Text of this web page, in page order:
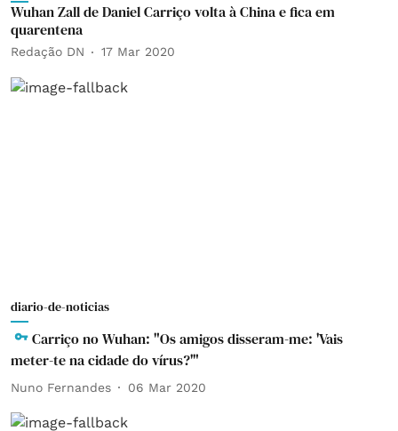
Wuhan Zall de Daniel Carriço volta à China e fica em
quarentena
Redação DN 17 Mar 2020
diario-de-noticias
Carriço no Wuhan: "Os amigos disseram-me: 'Vais
meter-te na cidade do vírus?'"
Nuno Fernandes 06 Mar 2020